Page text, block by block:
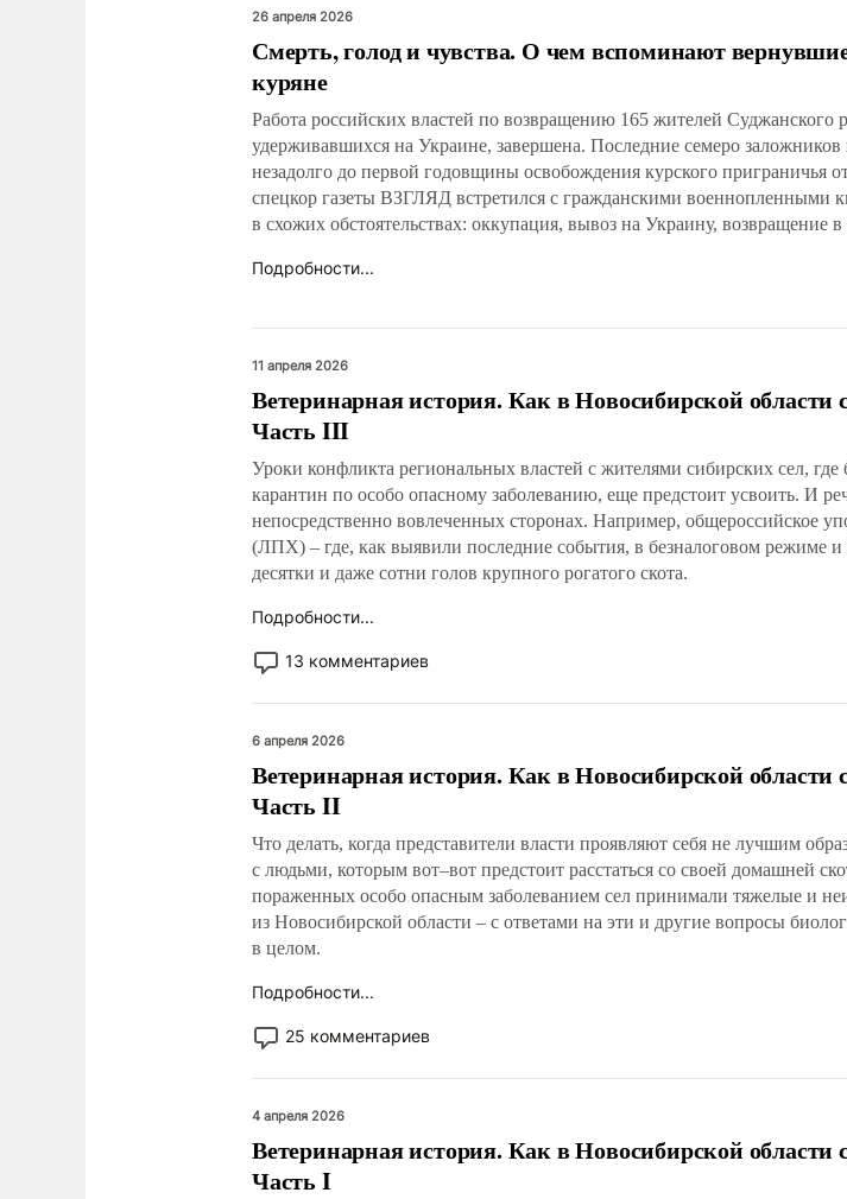
26 апреля 2026
Смерть, голод и чувства. О чем вспоминают
куряне
Работа российских властей по возвращению 165 жителей Суджанского
удерживавшихся на Украине, завершена. Последние семеро заложников
незадолго до первой годовщины освобождения курского
спецкор газеты ВЗГЛЯД встретился с гражданскими военнопленными
в схожих обстоятельствах: оккупация, вывоз на Украину, возвращение
Подробности...
11 апреля 2026
Ветеринарная история. Как в Новосибирской области
Часть III
Уроки конфликта региональных властей с жителями сибирских сел, где
карантин по особо опасному заболеванию, еще предстоит усвоить. И
непосредственно вовлеченных сторонах. Например, общероссийское
(ЛПХ) – где, как выявили последние события, в безналоговом режиме
десятки и даже сотни голов крупного рогатого скота.
Подробности...
13 комментариев
6 апреля 2026
Ветеринарная история. Как в Новосибирской области
Часть II
Что делать, когда представители власти проявляют себя не лучшим
с людьми, которым вот–вот предстоит расстаться со своей домашней
пораженных особо опасным заболеванием сел принимали тяжелые и
из Новосибирской области – с ответами на эти и другие вопросы
в целом.
Подробности...
25 комментариев
4 апреля 2026
Ветеринарная история. Как в Новосибирской области
Часть I